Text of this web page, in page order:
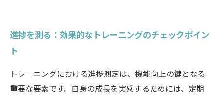
進捗を測る：効果的なトレーニングのチェックポイン
ト
トレーニングにおける進捗測定は、機能向上の鍵となる
重要な要素です。自身の成長を実感するためには、定期